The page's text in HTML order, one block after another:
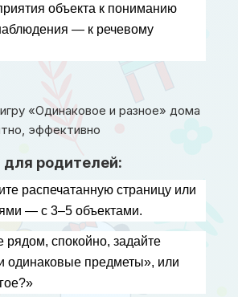
объекта к пониманию
— к речевому
«Одинаковое и разное» дома
эффективно
родителей:
распечатанную страницу или
— с 3–5 объектами.
рядом, спокойно, задайте
одинаковые предметы», или